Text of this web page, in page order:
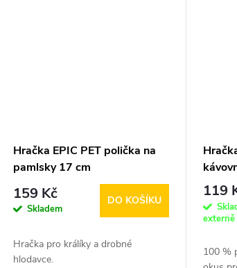
Hračka EPIC PET polička na
pamlsky 17 cm
159 Kč
Skladem
DO KOŠÍKU
Hračka pro králíky a drobné
hlodavce.
119
externě
100 %